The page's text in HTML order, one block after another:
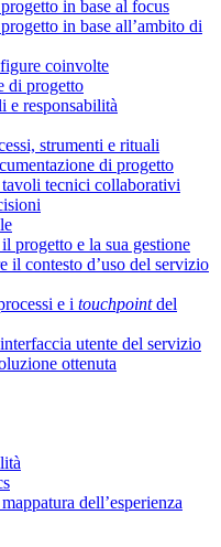
in base al focus
in base all’ambito di
coinvolte
di progetto
e responsabilità
strumenti e rituali
di progetto
tecnici collaborativi
progetto e la sua gestione
il contesto d’uso del servizio
e i touchpointdel
utente del servizio
ottenuta
dell’esperienza